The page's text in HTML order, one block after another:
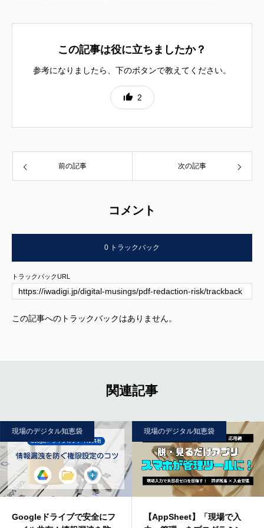
この記事は役に立ちましたか？
参考になりましたら、下のボタンで教えてください。
2
前の記事 次の記事
コメント
0 トラックバック
トラックバックURL
この記事へのトラックバックはありません。
関連記事
現場のデジタル知恵袋
Googleドライブで安全にフ
現場のデジタル知恵袋
【AppSheet】「現場で入